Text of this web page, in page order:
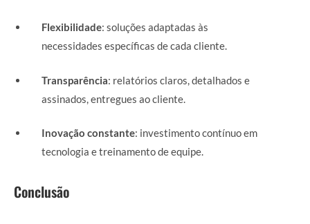
Flexibilidade: soluções adaptadas às
necessidades específicas de cada cliente.
Transparência: relatórios claros, detalhados e
assinados, entregues ao cliente.
Inovação constante: investimento contínuo em
tecnologia e treinamento de equipe.
Conclusão